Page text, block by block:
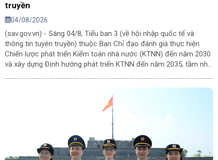
truyền
04/08/2026
(sav.gov.vn) - Sáng 04/8, Tiểu ban 3 (về hội nhập quốc tế và
thông tin tuyên truyền) thuộc Ban Chỉ đạo đánh giá thực hiện
Chiến lược phát triển Kiểm toán nhà nước (KTNN) đến năm 2030
và xây dựng Định hướng phát triển KTNN đến năm 2035, tầm nhìn